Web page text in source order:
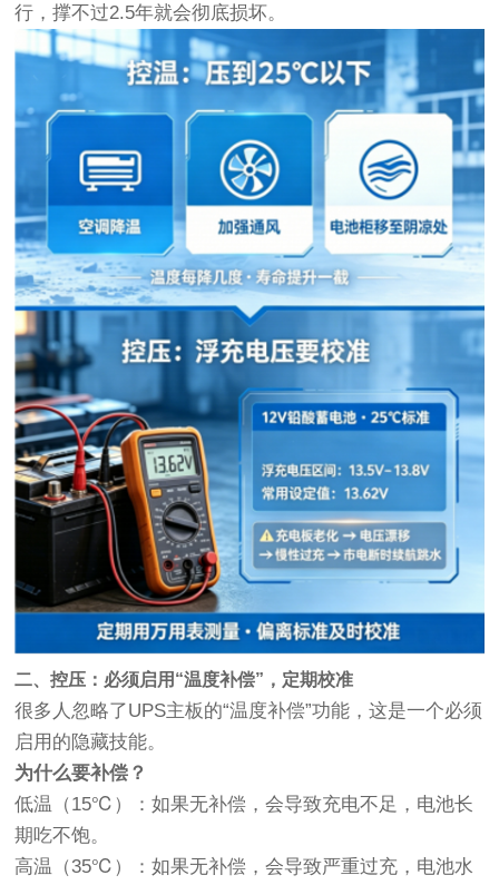
行，撑不过2.5年就会彻底损坏。
二、控压：必须启用“温度补偿”，定期校准
很多人忽略了UPS主板的“温度补偿”功能，这是一个必须
启用的隐藏技能。
为什么要补偿？
低温（15℃）：如果无补偿，会导致充电不足，电池长
期吃不饱。
高温（35℃）：如果无补偿，会导致严重过充，电池水